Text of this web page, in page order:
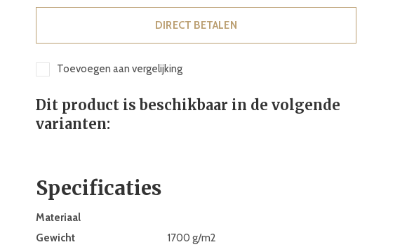
DIRECT BETALEN
Toevoegen aan vergelijking
Dit product is beschikbaar in de volgende
varianten:
Specificaties
Materiaal
Gewicht
1700 g/m2